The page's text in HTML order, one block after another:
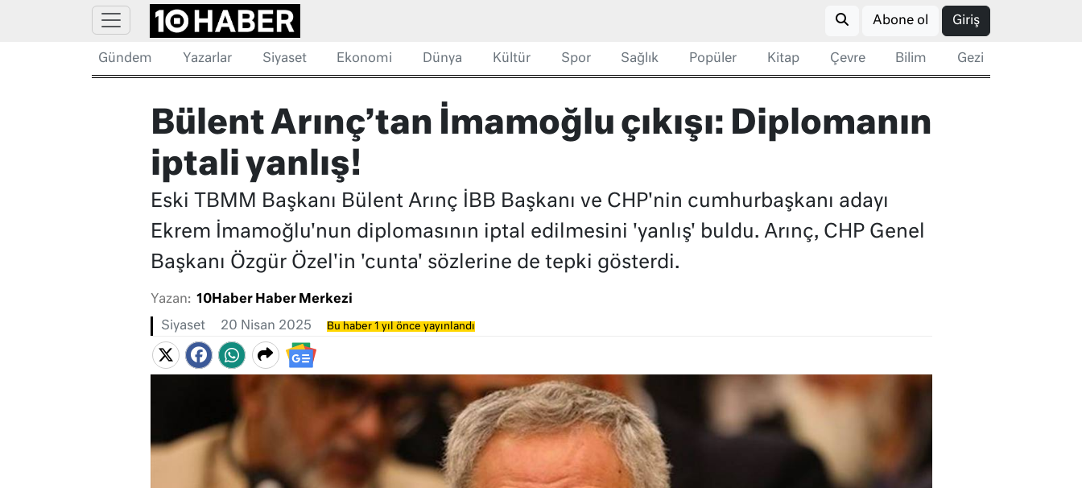
Abone ol Giriş
Gündem Yazarlar Siyaset Ekonomi Dünya Kültür Spor Sağlık Popüler Kitap Çevre Bilim Gezi
Bülent Arınç’tan İmamoğlu çıkışı: Diplomanın
iptali yanlış!
Eski TBMM Başkanı Bülent Arınç İBB Başkanı ve CHP'nin cumhurbaşkanı adayı
Ekrem İmamoğlu'nun diplomasının iptal edilmesini 'yanlış' buldu. Arınç, CHP Genel
Başkanı Özgür Özel'in 'cunta' sözlerine de tepki gösterdi.
Yazan: 10Haber Haber Merkezi
Siyaset 20 Nisan 2025 Bu haber 1 yıl önce yayınlandı